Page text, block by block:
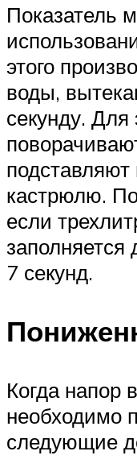
Показатель
этого
воды,
секунду. Для
подставляют
кастрюлю.
если
заполняется
7 секунд.
Когда напор
необходимо
следующие